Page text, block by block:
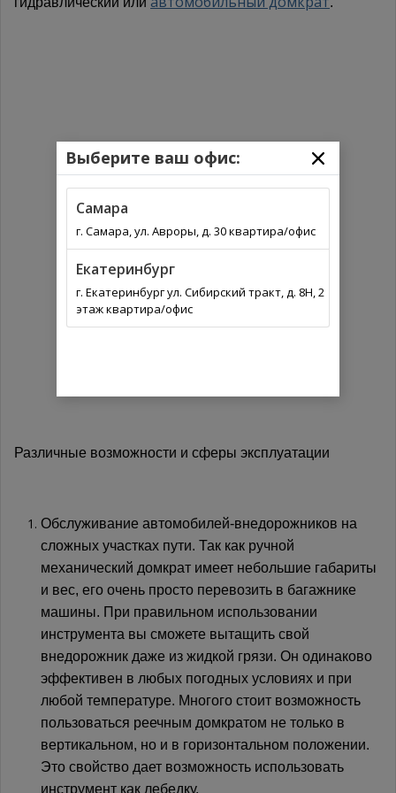
Различные возможности и сферы эксплуатации
Обслуживание автомобилей-внедорожников на
сложных участках пути. Так как ручной
механический домкрат имеет небольшие габариты
и вес, его очень просто перевозить в багажнике
машины. При правильном использовании
инструмента вы сможете вытащить свой
внедорожник даже из жидкой грязи. Он одинаково
эффективен в любых погодных условиях и при
любой температуре. Многого стоит возможность
пользоваться реечным домкратом не только в
вертикальном, но и в горизонтальном положении.
Это свойство дает возможность использовать
инструмент как лебедку.
Выберите ваш офис:
Самара
г. Самара, ул. Авроры, д. 30 квартира/офис
Екатеринбург
г. Екатеринбург ул. Сибирский тракт, д. 8Н, 2
этаж квартира/офис